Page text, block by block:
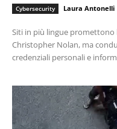
Cybersecurity Laura Antonelli
Siti in più lingue
Christopher Nolan, ma